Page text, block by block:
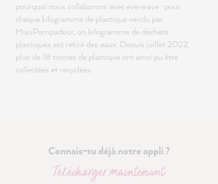
pourquoi nous collaborons avec everwave : pour
chaque kilogramme de plastique vendu par
MissPompadour, un kilogramme de déchets
plastiques est retiré des eaux. Depuis juillet 2022,
plus de 18 tonnes de plastique ont ainsi pu être
collectées et recyclées.
Connais-tu déjà notre appli ?
Télécharger maintenant